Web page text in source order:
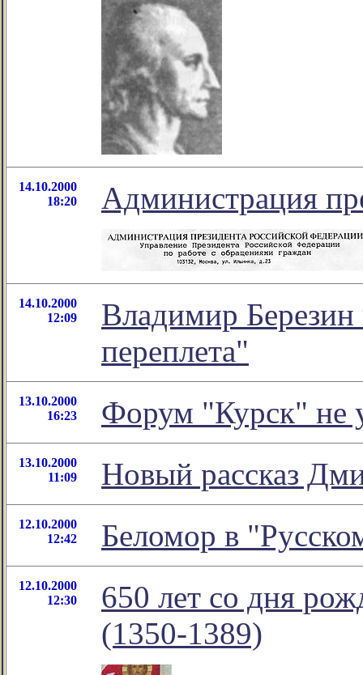
14.10.2000
18:20
Администрация
14.10.2000
12:09
Владимир Березин
переплета"
13.10.2000
16:23
Форум "Курск" не
13.10.2000
11:09
Новый рассказ
12.10.2000
12:42
Беломор в
12.10.2000
12:30
650 лет со дня
(1350-1389)